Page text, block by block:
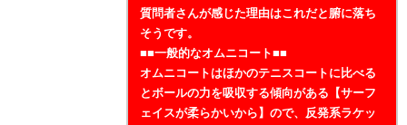
質問者さんが感じた理由はこれだと腑に落ち
そうです。
■■一般的なオムニコート■■
オムニコートはほかのテニスコートに比べる
とボールの力を吸収する傾向がある【サーフ
ェイスが柔らかいから】ので、反発系ラケッ